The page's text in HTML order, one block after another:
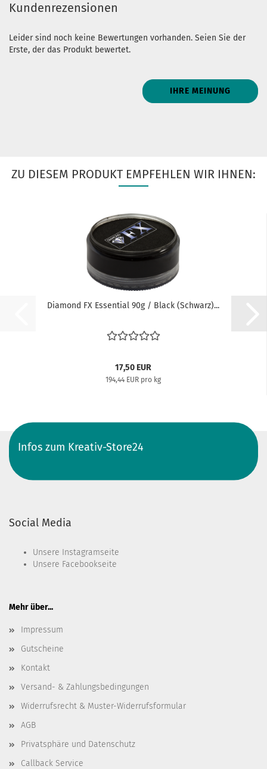
Kundenrezensionen
Leider sind noch keine Bewertungen vorhanden. Seien Sie der
Erste, der das Produkt bewertet.
IHRE MEINUNG
ZU DIESEM PRODUKT EMPFEHLEN WIR IHNEN:
Diamond FX Essential 90g / Black (Schwarz)...
17,50 EUR
194,44 EUR pro kg
Infos zum Kreativ-Store24
Social Media
Unsere Instagramseite
Unsere Facebookseite
Mehr über...
Impressum
Gutscheine
Kontakt
Versand- & Zahlungsbedingungen
Widerrufsrecht & Muster-Widerrufsformular
AGB
Privatsphäre und Datenschutz
Callback Service